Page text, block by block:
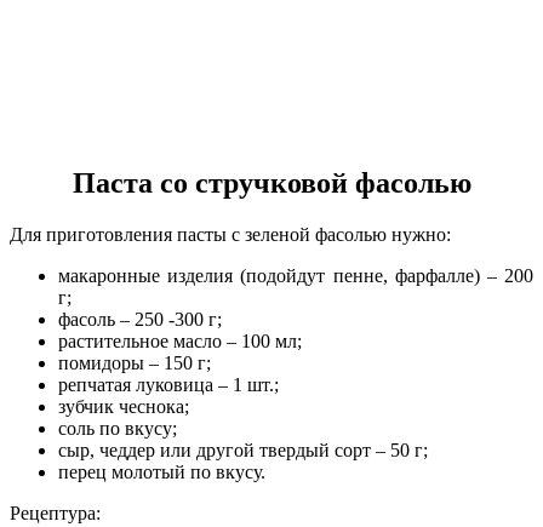
Паста со стручковой фасолью
Для приготовления пасты с зеленой фасолью нужно:
макаронные изделия (подойдут пенне, фарфалле) – 200
г;
фасоль – 250 -300 г;
растительное масло – 100 мл;
помидоры – 150 г;
репчатая луковица – 1 шт.;
зубчик чеснока;
соль по вкусу;
сыр, чеддер или другой твердый сорт – 50 г;
перец молотый по вкусу.
Рецептура: